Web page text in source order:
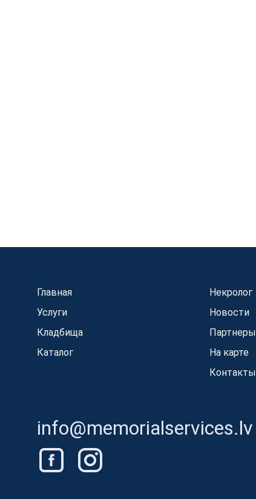
Главная
Услуги
Кладбища
Каталог
Некролог
Новости
Партнеры
На карте
Контакты
info@memorialservices.lv